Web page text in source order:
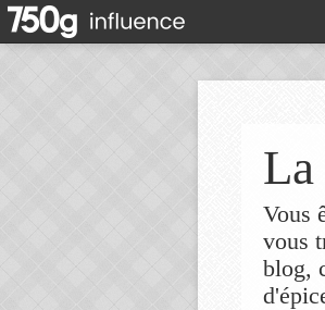
La
Vous
vous
blog,